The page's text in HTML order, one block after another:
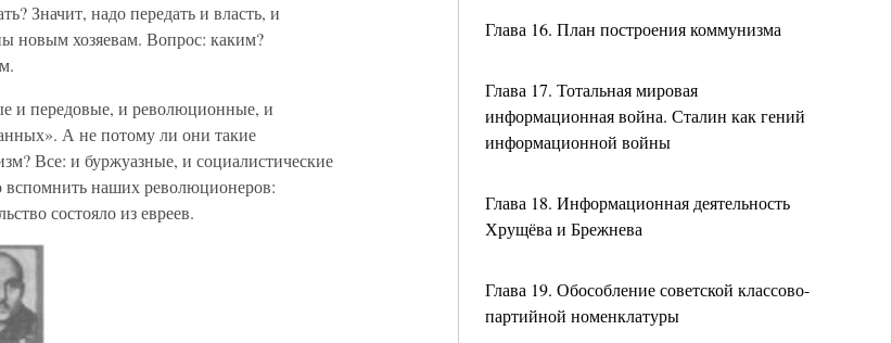
Глава 16. План построения коммунизма
Глава 17. Тотальная мировая
информационная война. Сталин как гений
информационной войны
Глава 18. Информационная деятельность
Хрущёва и Брежнева
Глава 19. Обособление советской классово-
партийной номенклатуры
Значит, надо передать и власть, и
новым хозяевам. Вопрос: каким?
и передовые, и революционные, и
А не потому ли они такие
Все: и буржуазные, и социалистические
вспомнить наших революционеров:
состояло из евреев.